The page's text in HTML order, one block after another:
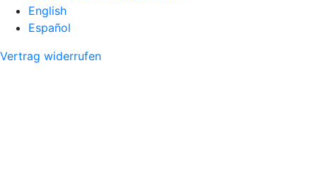
English
Español
Vertrag widerrufen